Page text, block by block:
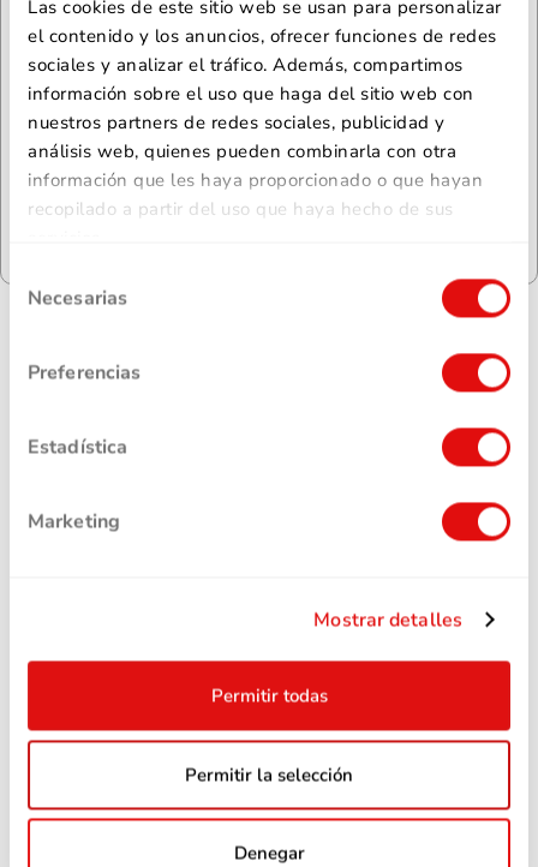
Las cookies de este sitio web se usan para personalizar
el contenido y los anuncios, ofrecer funciones de redes
sociales y analizar el tráfico. Además, compartimos
información sobre el uso que haga del sitio web con
nuestros partners de redes sociales, publicidad y
análisis web, quienes pueden combinarla con otra
información que les haya proporcionado o que hayan
recopilado a partir del uso que haya hecho de sus
deNecesarias
Preferencias
Estadística
Marketing
Mostrar detalles
Permitir todas
Permitir la selección
Denegar
Conoce sobre la
seguridad en la Banca en
Línea
Preguntas Frecuentes
Banca en Línea?
plataforma digital, por seguridad y compatibilidad es
¿El proceso de enrolamiento es complicado?